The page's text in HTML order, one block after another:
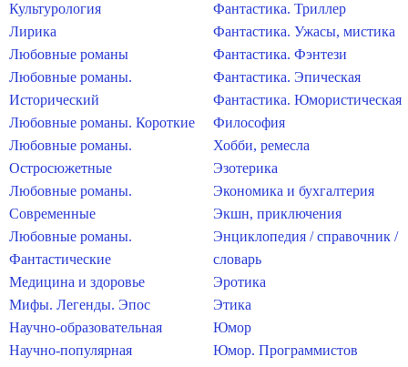
Культурология
Лирика
Любовные романы
Любовные романы.
Исторический
Любовные романы. Короткие
Любовные романы.
Остросюжетные
Любовные романы.
Современные
Любовные романы.
Фантастические
Медицина и здоровье
Мифы. Легенды. Эпос
Научно-образовательная
Научно-популярная
Фантастика. Триллер
Фантастика. Ужасы, мистика
Фантастика. Фэнтези
Фантастика. Эпическая
Фантастика. Юмористическая
Философия
Хобби, ремесла
Эзотерика
Экономика и бухгалтерия
Экшн, приключения
Энциклопедия / справочник /
словарь
Эротика
Этика
Юмор
Юмор. Программистов